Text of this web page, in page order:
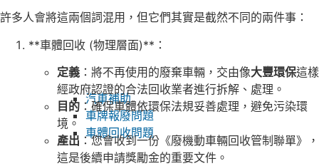
汽車補助
車牌報廢問題
車體回收問題
許多人會將這兩個詞混用，但它們其實是截然不同的兩件事：
**車體回收 (物理層面)**：
定義 ：將不再使用的廢棄車輛，交由像大豐環保這樣
經政府認證的合法回收業者進行拆解、處理。
目的 ：確保車體依環保法規妥善處理，避免污染環
境。
產出 ：您會收到一份《廢機動車輛回收管制聯單》，
這是後續申請獎勵金的重要文件。